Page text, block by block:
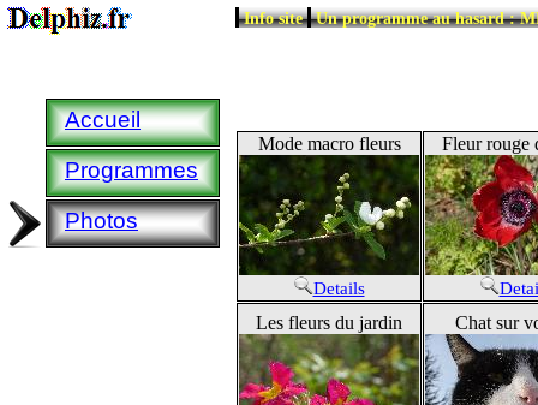
Info site Un programme au hasard :
Accueil
Programmes
Photos
Mode macro fleurs
Details
Fleur rouge
Les fleurs du jardin Chat sur